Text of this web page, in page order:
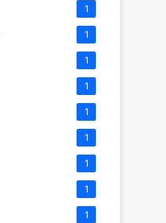
1
1
1
1
1
1
1
1
1